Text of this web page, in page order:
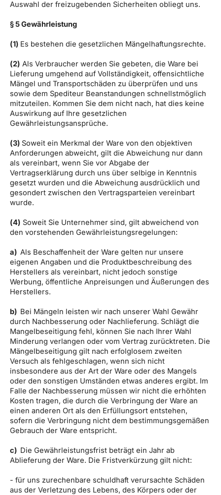
Auswahl der freizugebenden Sicherheiten obliegt uns.
§ 5 Gewährleistung
(1) Es bestehen die gesetzlichen Mängelhaftungsrechte.
(2) Als Verbraucher werden Sie gebeten, die Ware bei
Lieferung umgehend auf Vollständigkeit, offensichtliche
Mängel und Transportschäden zu überprüfen und uns
sowie dem Spediteur Beanstandungen schnellstmöglich
mitzuteilen. Kommen Sie dem nicht nach, hat dies keine
Auswirkung auf Ihre gesetzlichen
Gewährleistungsansprüche.
(3) Soweit ein Merkmal der Ware von den objektiven
Anforderungen abweicht, gilt die Abweichung nur dann
als vereinbart, wenn Sie vor Abgabe der
Vertragserklärung durch uns über selbige in Kenntnis
gesetzt wurden und die Abweichung ausdrücklich und
gesondert zwischen den Vertragsparteien vereinbart
wurde.
(4) Soweit Sie Unternehmer sind, gilt abweichend von
den vorstehenden Gewährleistungsregelungen:
a) Als Beschaffenheit der Ware gelten nur unsere
eigenen Angaben und die Produktbeschreibung des
Herstellers als vereinbart, nicht jedoch sonstige
Werbung, öffentliche Anpreisungen und Äußerungen des
Herstellers.
b) Bei Mängeln leisten wir nach unserer Wahl Gewähr
durch Nachbesserung oder Nachlieferung. Schlägt die
Mangelbeseitigung fehl, können Sie nach Ihrer Wahl
Minderung verlangen oder vom Vertrag zurücktreten. Die
Mängelbeseitigung gilt nach erfolglosem zweiten
Versuch als fehlgeschlagen, wenn sich nicht
insbesondere aus der Art der Ware oder des Mangels
oder den sonstigen Umständen etwas anderes ergibt. Im
Falle der Nachbesserung müssen wir nicht die erhöhten
Kosten tragen, die durch die Verbringung der Ware an
einen anderen Ort als den Erfüllungsort entstehen,
sofern die Verbringung nicht dem bestimmungsgemäßen
Gebrauch der Ware entspricht.
c) Die Gewährleistungsfrist beträgt ein Jahr ab
Ablieferung der Ware. Die Fristverkürzung gilt nicht:
- für uns zurechenbare schuldhaft verursachte Schäden
aus der Verletzung des Lebens, des Körpers oder der